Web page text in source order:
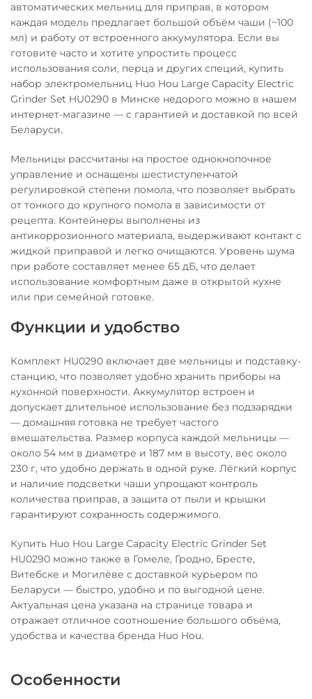
автоматических мельниц для приправ, в котором
каждая модель предлагает большой объём чаши (~100
мл) и работу от встроенного аккумулятора. Если вы
готовите часто и хотите упростить процесс
использования соли, перца и других специй, купить
набор электромельниц Huo Hou Large Capacity Electric
Grinder Set HU0290 в Минске недорого можно в нашем
интернет-магазине — с гарантией и доставкой по всей
Беларуси.
Мельницы рассчитаны на простое однокнопочное
управление и оснащены шестиступенчатой
регулировкой степени помола, что позволяет выбрать
от тонкого до крупного помола в зависимости от
рецепта. Контейнеры выполнены из
антикоррозионного материала, выдерживают контакт с
жидкой приправой и легко очищаются. Уровень шума
при работе составляет менее 65 дБ, что делает
использование комфортным даже в открытой кухне
или при семейной готовке.
Функции и удобство
Комплект HU0290 включает две мельницы и подставку-
станцию, что позволяет удобно хранить приборы на
кухонной поверхности. Аккумулятор встроен и
допускает длительное использование без подзарядки
— домашняя готовка не требует частого
вмешательства. Размер корпуса каждой мельницы —
около 54 мм в диаметре и 187 мм в высоту, вес около
230 г, что удобно держать в одной руке. Лёгкий корпус
и наличие подсветки чаши упрощают контроль
количества приправ, а защита от пыли и крышки
гарантируют сохранность содержимого.
Купить Huo Hou Large Capacity Electric Grinder Set
HU0290 можно также в Гомеле, Гродно, Бресте,
Витебске и Могилёве с доставкой курьером по
Беларуси — быстро, удобно и по выгодной цене.
Актуальная цена указана на странице товара и
отражает отличное соотношение большого объёма,
удобства и качества бренда Huo Hou.
Особенности